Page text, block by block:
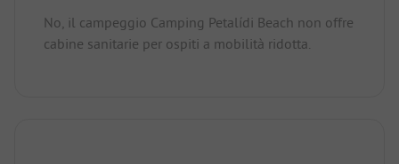
No, il campeggio Camping Petalídi Beach non offre
cabine sanitarie per ospiti a mobilità ridotta.